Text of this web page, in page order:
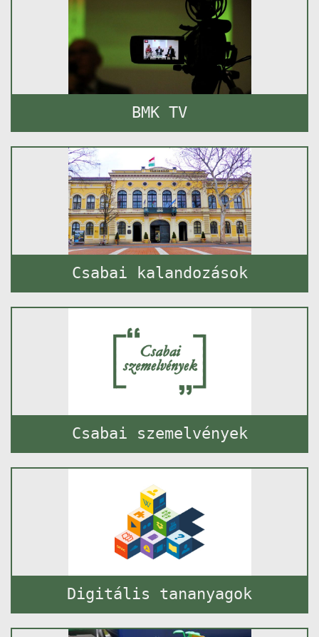
BMK TV
Csabai kalandozások
Csabai szemelvények
Digitális tananyagok